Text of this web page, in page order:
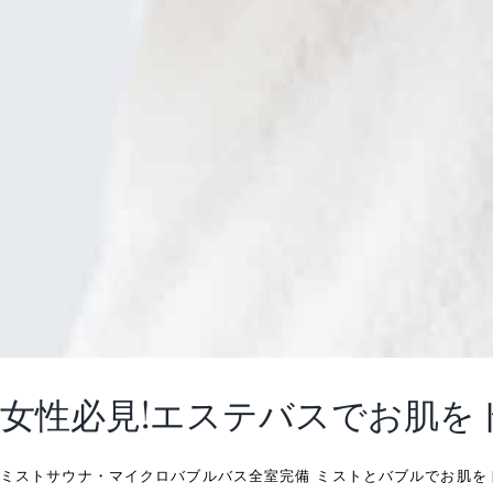
女性必見!エステバスでお肌を
ミストサウナ・マイクロバブルバス全室完備 ミストとバブルでお肌